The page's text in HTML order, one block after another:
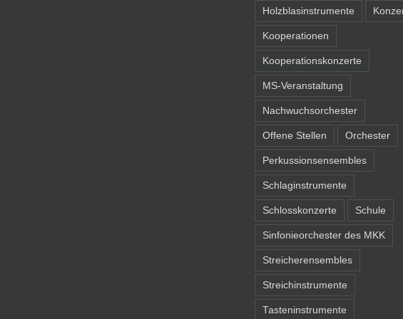
Holzblasinstrumente
Kooperationen
Kooperationskonzerte
MS-Veranstaltung
Nachwuchsorchester
Offene Stellen Orchester
Perkussionsensembles
Schlaginstrumente
Schlosskonzerte Schule
Sinfonieorchester des MKK
Streicherensembles
Streichinstrumente
Tasteninstrumente